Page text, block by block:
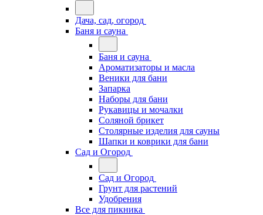
Дача, сад, огород
Баня и сауна
Баня и сауна
Ароматизаторы и масла
Веники для бани
Запарка
Наборы для бани
Рукавицы и мочалки
Соляной брикет
Столярные изделия для сауны
Шапки и коврики для бани
Сад и Огород
Сад и Огород
Грунт для растений
Удобрения
Все для пикника